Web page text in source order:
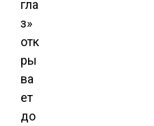
гла
з»
отк
ры
ва
ет
до